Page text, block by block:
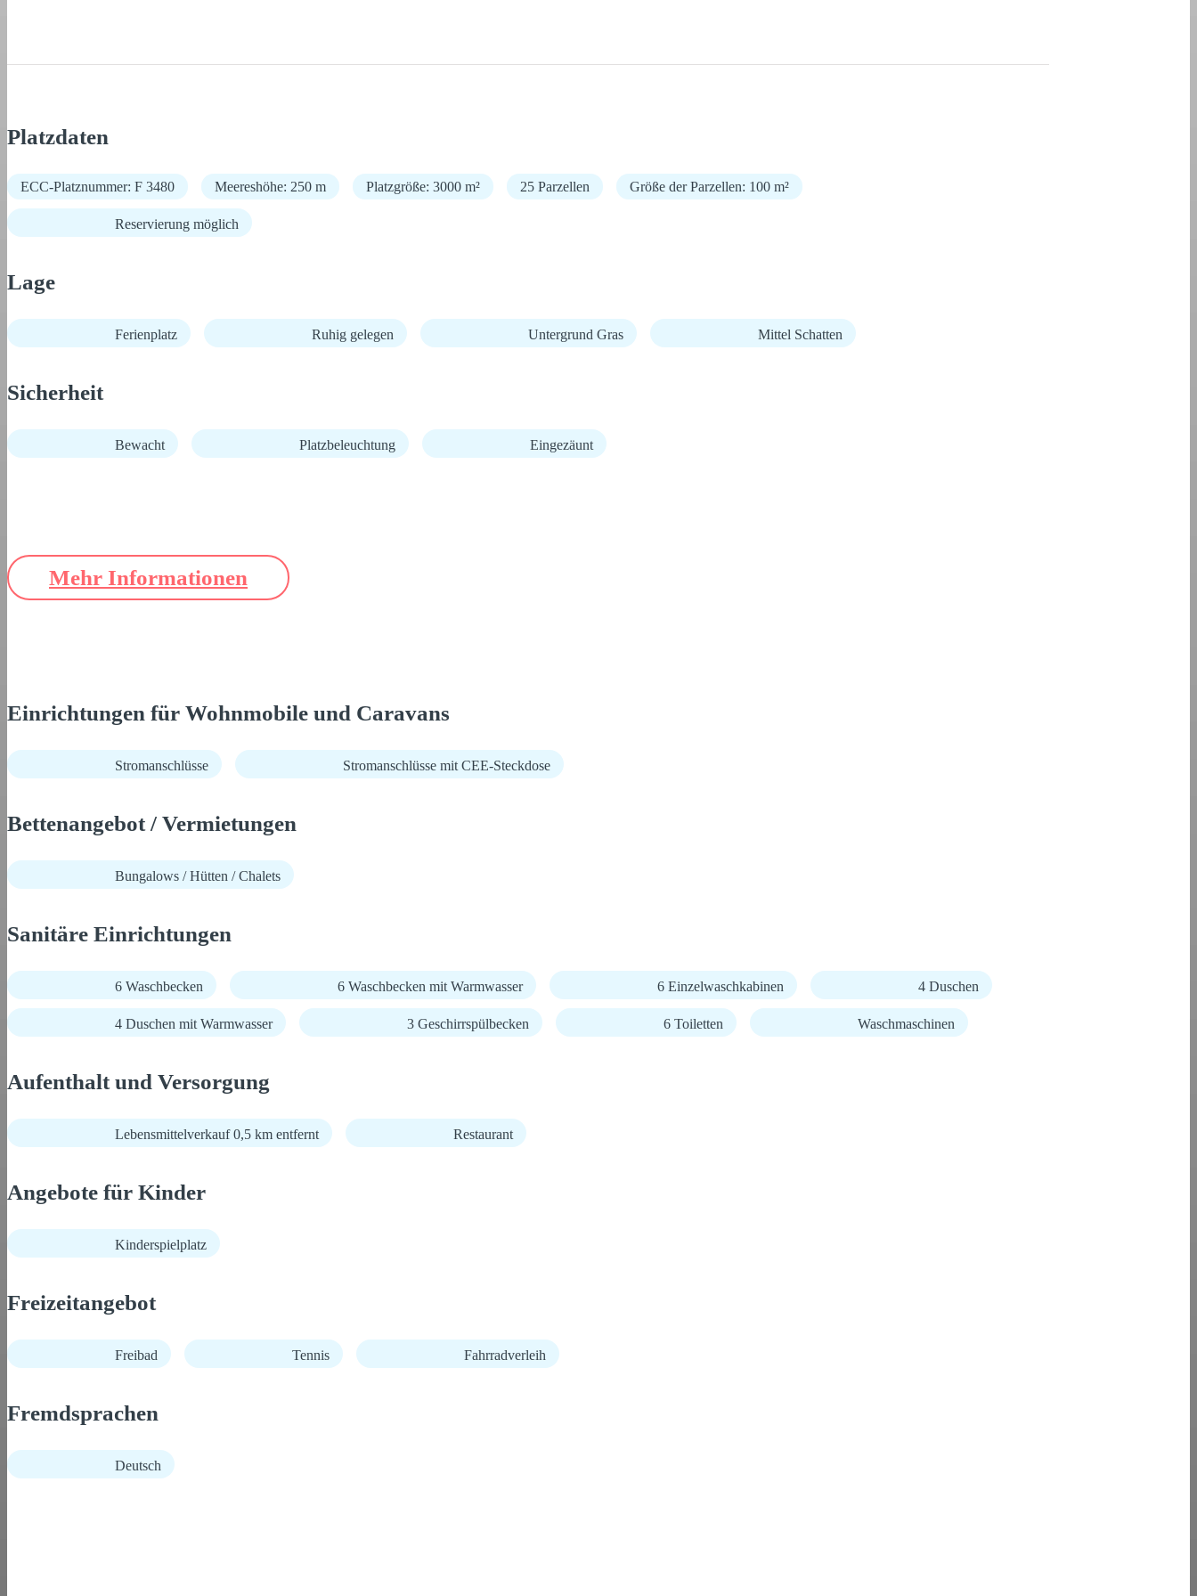
Platzdaten
ECC-Platznummer: F 3480 Meereshöhe: 250 m Platzgröße: 3000 m² 25 Parzellen Größe der Parzellen: 100 m²
Reservierung möglich
Lage
Ferienplatz Ruhig gelegen Untergrund Gras Mittel Schatten
Sicherheit
Bewacht Platzbeleuchtung Eingezäunt
Mehr Informationen
Einrichtungen für Wohnmobile und Caravans
Stromanschlüsse Stromanschlüsse mit CEE-Steckdose
Bettenangebot / Vermietungen
Bungalows / Hütten / Chalets
Sanitäre Einrichtungen
6 Waschbecken 6 Waschbecken mit Warmwasser 6 Einzelwaschkabinen 4 Duschen
4 Duschen mit Warmwasser 3 Geschirrspülbecken 6 Toiletten Waschmaschinen
Aufenthalt und Versorgung
Lebensmittelverkauf 0,5 km entfernt Restaurant
Angebote für Kinder
Kinderspielplatz
Freizeitangebot
Freibad Tennis Fahrradverleih
Fremdsprachen
Deutsch